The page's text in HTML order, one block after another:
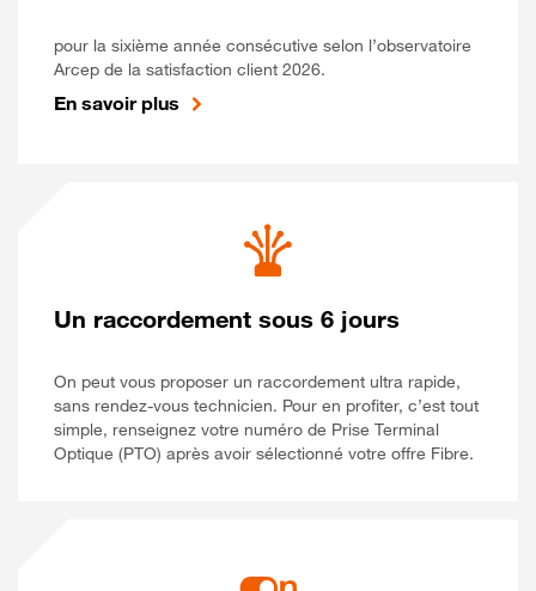
pour la sixième année consécutive selon l’observatoire
Arcep de la satisfaction client 2026.
En savoir plus
Un raccordement sous 6 jours
On peut vous proposer un raccordement ultra rapide,
sans rendez-vous technicien. Pour en profiter, c’est tout
simple, renseignez votre numéro de Prise Terminal
Optique (PTO) après avoir sélectionné votre offre Fibre.